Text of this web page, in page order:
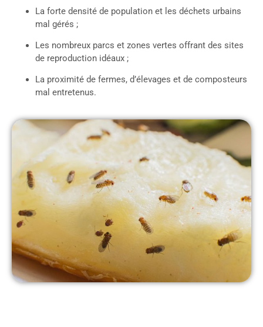
La forte densité de population et les déchets urbains
mal gérés ;
Les nombreux parcs et zones vertes offrant des sites
de reproduction idéaux ;
La proximité de fermes, d’élevages et de composteurs
mal entretenus.